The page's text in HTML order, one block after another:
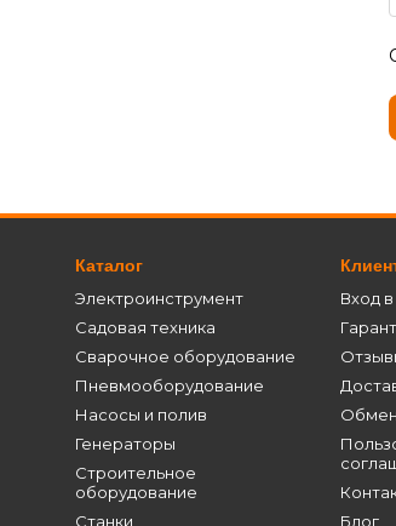
Каталог
Электроинструмент
Садовая техника
Сварочное оборудование
Пневмооборудование
Насосы и полив
Генераторы
Строительное
оборудование
Станки
Вход
Блог